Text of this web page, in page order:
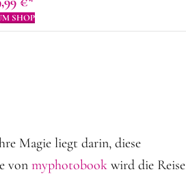
SHOP
Magie liegt darin, diese
von myphotobook wird die Reise